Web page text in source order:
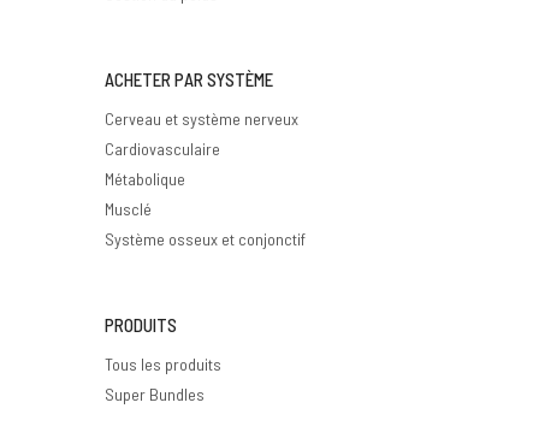
ACHETER PAR SYSTÈME
Cerveau et système nerveux
Cardiovasculaire
Métabolique
Musclé
Système osseux et conjonctif
PRODUITS
Tous les produits
Super Bundles